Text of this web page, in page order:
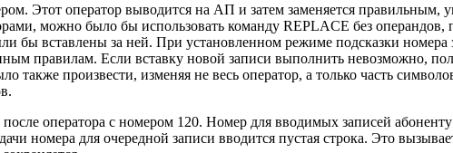
Этот оператор выводится на АП и затем заменяется правильным,
можно было бы использовать команду REPLACE без операндов,
бы вставлены за ней. При установленном режиме подсказки номера
правилам. Если вставку новой записи выполнить невозможно,
произвести, изменяя не весь оператор, а только часть
оператора с номером 120. Номер для вводимых записей
номера для очередной записи вводится пустая строка. Это